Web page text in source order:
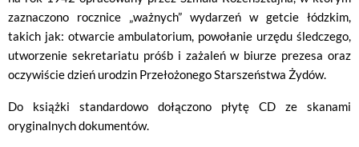
zaznaczono rocznice „ważnych” wydarzeń w getcie łódzkim,
takich jak: otwarcie ambulatorium, powołanie urzędu śledczego,
utworzenie sekretariatu próśb i zażaleń w biurze prezesa oraz
oczywiście dzień urodzin Przełożonego Starszeństwa Żydów.
Do książki standardowo dołączono płytę CD ze skanami
oryginalnych dokumentów.